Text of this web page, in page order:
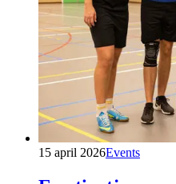
15 april 2026Events